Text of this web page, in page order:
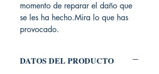
momento de reparar el daño que
se les ha hecho.Mira lo que has
provocado.
DATOS DEL PRODUCTO